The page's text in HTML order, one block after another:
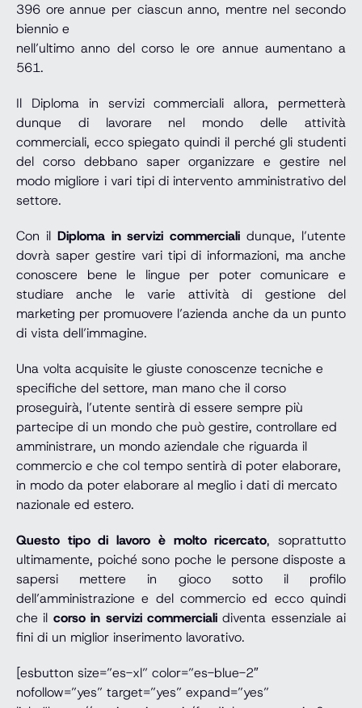
396 ore annue per ciascun anno, mentre nel secondo
biennio e
nell’ultimo anno del corso le ore annue aumentano a
561.
Il Diploma in servizi commerciali allora, permetterà
dunque di lavorare nel mondo delle attività
commerciali, ecco spiegato quindi il perché gli studenti
del corso debbano saper organizzare e gestire nel
modo migliore i vari tipi di intervento amministrativo del
settore.
Con il Diploma in servizi commercialidunque, l’utente
dovrà saper gestire vari tipi di informazioni, ma anche
conoscere bene le lingue per poter comunicare e
studiare anche le varie attività di gestione del
marketing per promuovere l’azienda anche da un punto
di vista dell’immagine.
Una volta acquisite le giuste conoscenze tecniche e
specifiche del settore, man mano che il corso
proseguirà, l’utente sentirà di essere sempre più
partecipe di un mondo che può gestire, controllare ed
amministrare, un mondo aziendale che riguarda il
commercio e che col tempo sentirà di poter elaborare,
in modo da poter elaborare al meglio i dati di mercato
nazionale ed estero.
Questo tipo di lavoro è molto ricercato, soprattutto
ultimamente, poiché sono poche le persone disposte a
sapersi mettere in gioco sotto il profilo
dell’amministrazione e del commercio ed ecco quindi
che il corso in servizi commercialidiventa essenziale ai
fini di un miglior inserimento lavorativo.
[esbutton size=”es-xl” color=”es-blue-2″
nofollow=”yes” target=”yes” expand=”yes”